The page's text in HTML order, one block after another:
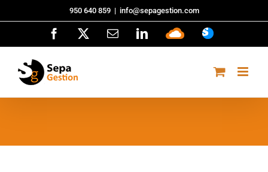
al
950 640 859 | info@sepagestion.com
Facebook
CorreoLinkedIn
Sepa